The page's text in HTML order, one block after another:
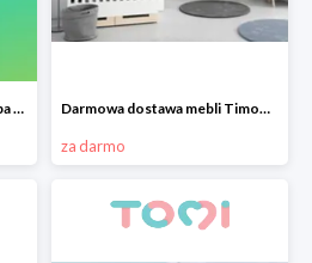
Super ceny na akcesoria Beaba do -30% Darmowa dostawa mebli Timoore
za darmo